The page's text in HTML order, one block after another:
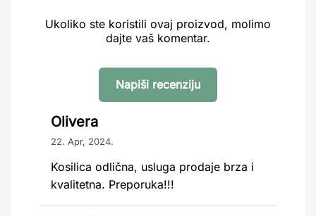
Ukoliko ste koristili ovaj proizvod, molimo
dajte vaš komentar.
Napiši recenziju
Olivera
22. Apr, 2024.
Kosilica odlična, usluga prodaje brza i
kvalitetna. Preporuka!!!